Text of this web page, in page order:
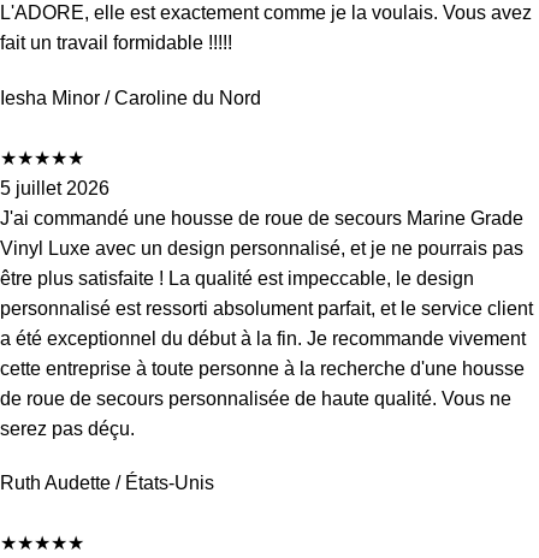
L'ADORE, elle est exactement comme je la voulais. Vous avez
fait un travail formidable !!!!!
Iesha Minor / Caroline du Nord
★★★★★
5 juillet 2026
J'ai commandé une housse de roue de secours Marine Grade
Vinyl Luxe avec un design personnalisé, et je ne pourrais pas
être plus satisfaite ! La qualité est impeccable, le design
personnalisé est ressorti absolument parfait, et le service client
a été exceptionnel du début à la fin. Je recommande vivement
cette entreprise à toute personne à la recherche d'une housse
de roue de secours personnalisée de haute qualité. Vous ne
serez pas déçu.
Ruth Audette / États-Unis
★★★★★